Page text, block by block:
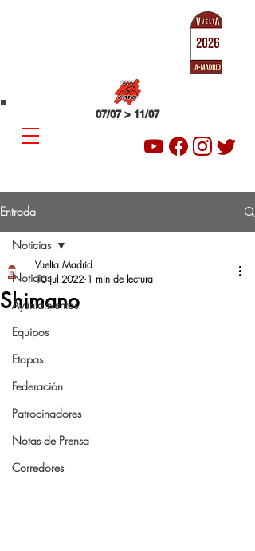
07/07 > 11/07
Entrada
Noticias
Ayuntamientos
Equipos
Etapas
Federación
Patrocinadores
Notas de Prensa
Corredores
Noticias
Shimano
Vuelta Madrid
10 jul 2022 1 min de lectura